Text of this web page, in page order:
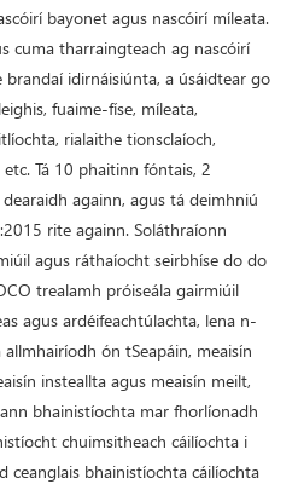
bayonet agus nascóirí míleata.
cuma tharraingteach ag nascóirí
idirnáisiúnta, a úsáidtear go
fuaime-físe, míleata,
rialaithe tionsclaíoch,
Tá 10 phaitinn fóntais, 2
againn, agus tá deimhniú
rite againn. Soláthraíonn
agus ráthaíocht seirbhíse do do
trealamh próiseála gairmiúil
agus ardéifeachtúlachta, lena n-
allmhairíodh ón tSeapáin, meaisín
insteallta agus meaisín meilt,
bhainistíochta mar fhorlíonadh
chuimsitheach cáilíochta i
ceanglais bhainistíochta cáilíochta